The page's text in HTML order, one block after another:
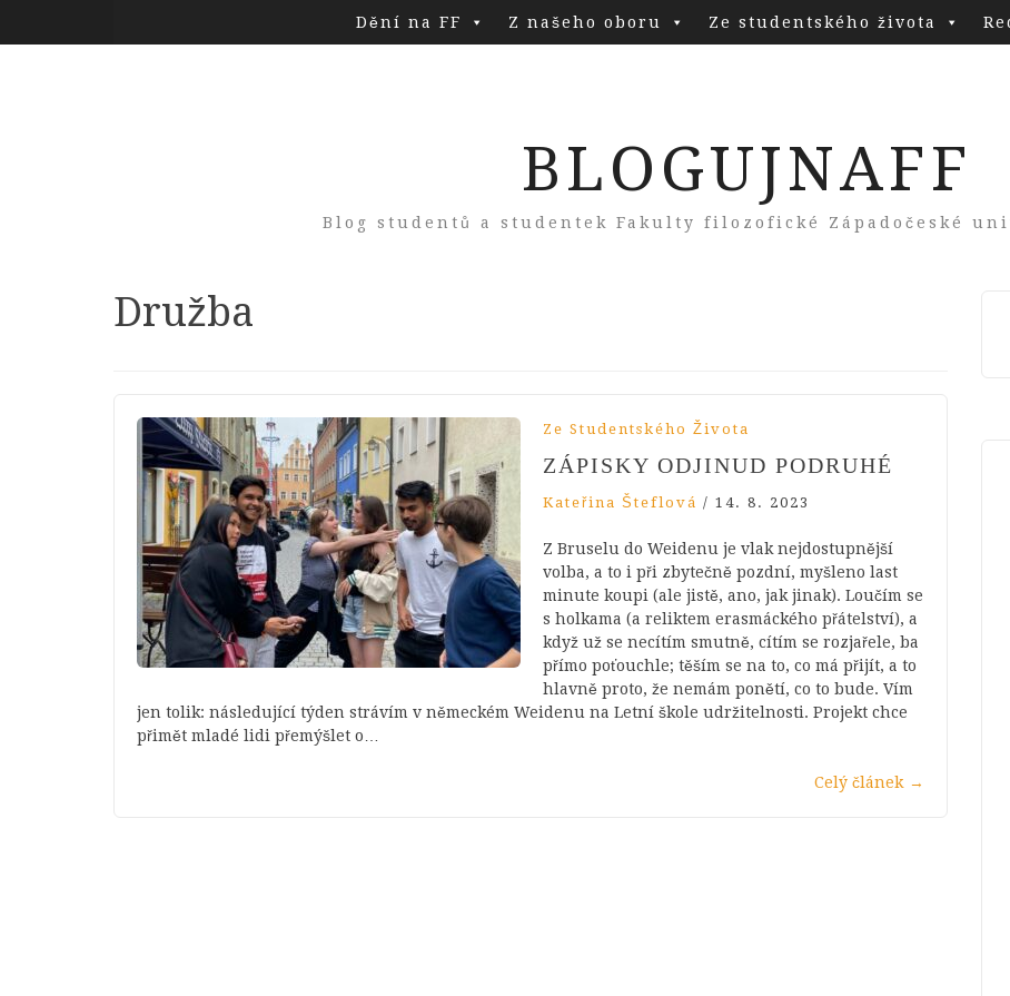
Dění na FF Z našeho oboru Ze studentského života
BLOGUJNAFF
Blog studentů a studentek Fakulty filozofické Západočeské
Tag:
Družba
Ze Studentského Života
ZÁPISKY ODJINUD PODRUHÉ
Kateřina Šteflová / 14. 8. 2023
Z Bruselu do Weidenu je vlak nejdostupnější
volba, a to i při zbytečně pozdní, myšleno last
minute koupi (ale jistě, ano, jak jinak). Loučím se
s holkama (a reliktem erasmáckého přátelství), a
když už se necítím smutně, cítím se rozjařele, ba
přímo poťouchle; těším se na to, co má přijít, a to
hlavně proto, že nemám ponětí, co to bude. Vím
jen tolik: následující týden strávím v německém Weidenu na Letní škole udržitelnosti. Projekt chce
přimět mladé lidi přemýšlet o…
Celý článek →